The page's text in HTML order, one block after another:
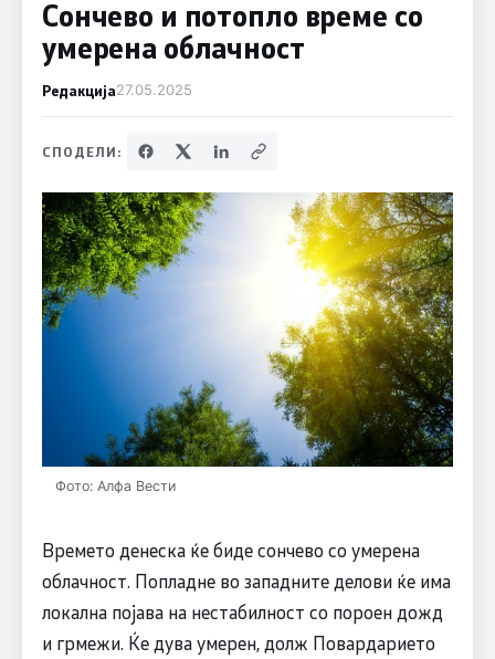
Сончево и потопло време со
умерена облачност
Редакција27.05.2025
СПОДЕЛИ:
Фото: Алфа Вести
Времето денеска ќе биде сончево со умерена
облачност. Попладне во западните делови ќе има
локална појава на нестабилност со пороен дожд
и грмежи. Ќе дува умерен, долж Повардарието